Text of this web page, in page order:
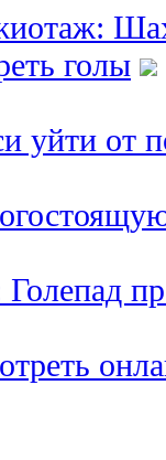
голы
уйти от